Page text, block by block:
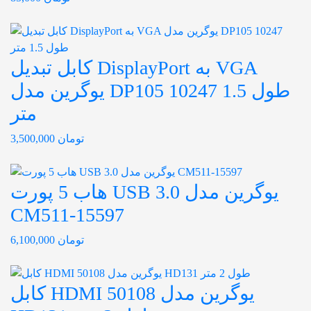
کابل تبدیل DisplayPort به VGA
یوگرین مدل DP105 10247 طول 1.5
متر
3,500,000 تومان
هاب 5 پورت USB 3.0 یوگرین مدل
CM511-15597
6,100,000 تومان
کابل HDMI یوگرین مدل 50108